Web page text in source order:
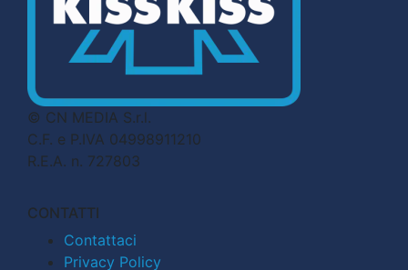
© CN MEDIA S.r.l.
C.F. e P.IVA 04998911210
R.E.A. n. 727803
CONTATTI
Contattaci
Privacy Policy